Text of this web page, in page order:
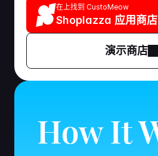
在上找到 CustoMeow
Shoplazza 应用商店
演示商店